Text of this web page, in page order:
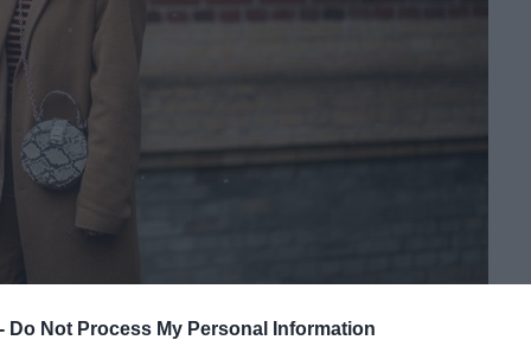
Do Not Process My Personal Information